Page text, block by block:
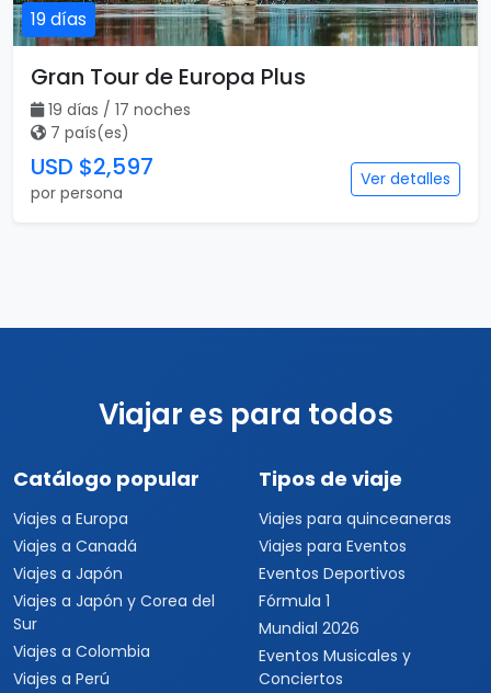
19 días
Gran Tour de Europa Plus
19 días / 17 noches
7 país(es)
USD $2,597
por persona
Ver detalles
Viajar es para todos
Catálogo popular
Viajes a Europa
Viajes a Canadá
Viajes a Japón
Viajes a Japón y Corea del
Sur
Viajes a Colombia
Viajes a Perú
Tipos de viaje
Viajes para quinceaneras
Viajes para Eventos
Eventos Deportivos
Fórmula 1
Mundial 2026
Eventos Musicales y
Conciertos